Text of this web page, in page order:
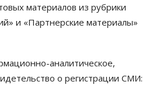
вузы опубликовали
на бюджетные места
впервые выписал
материалов из рубрики
и «Партнерские материалы»
аналитическое,
о регистрации СМИ: